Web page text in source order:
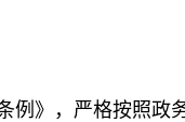
例》，严格按照政